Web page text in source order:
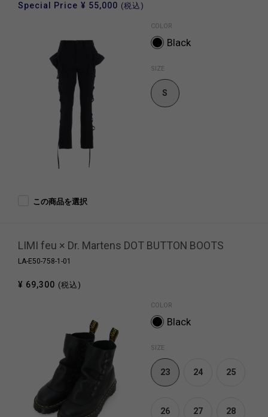
この商品を選択
Special Price ¥ 55,000 (税込)
COLOR
Black
SIZE
S
LIMI feu × Dr. Martens DOT BUTTON BOOTS
LA-E50-758-1-01
¥ 69,300 (税込)
COLOR
Black
SIZE
23 24 25
26 27 28